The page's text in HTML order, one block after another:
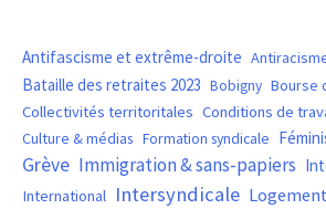
Antifascisme et extrême-droite
Bataille des retraites 2023 Bobigny Bourse
Collectivités territoritales Conditions de
Culture & médias Formation syndicale
Grève Immigration & sans-papiers
International Intersyndicale Logement